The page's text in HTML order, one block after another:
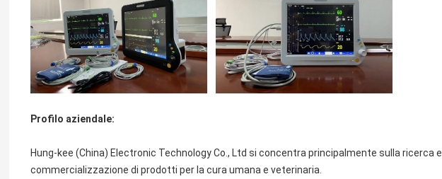
Profilo aziendale:
Hung-kee (China) Electronic Technology Co., Ltd si concentra principalmente sulla ricerca
commercializzazione di prodotti per la cura umana e veterinaria.